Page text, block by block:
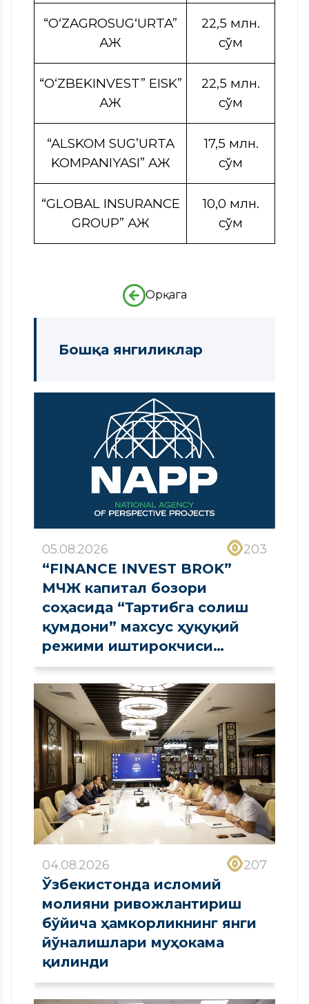
“O‘ZAGROSUG‘URTA”
АЖ
22,5 млн.
сўм
“O‘ZBEKINVEST” EISK”
АЖ
22,5 млн.
сўм
“ALSKOM SUG’URTA
KOMPANIYASI” AЖ
17,5 млн.
сўм
“GLOBAL INSURANCE
GROUP” АЖ
10,0 млн.
сўм
Орқага
Бошқа янгиликлар
05.08.2026 203
“FINANCE INVEST BROK”
МЧЖ капитал бозори
соҳасида “Тартибга солиш
қумдони” махсус ҳуқуқий
режими иштирокчиси
сифатида рўйхатдан
ўтказилди
04.08.2026 207
Ўзбекистонда исломий
молияни ривожлантириш
бўйича ҳамкорликнинг янги
йўналишлари муҳокама
қилинди